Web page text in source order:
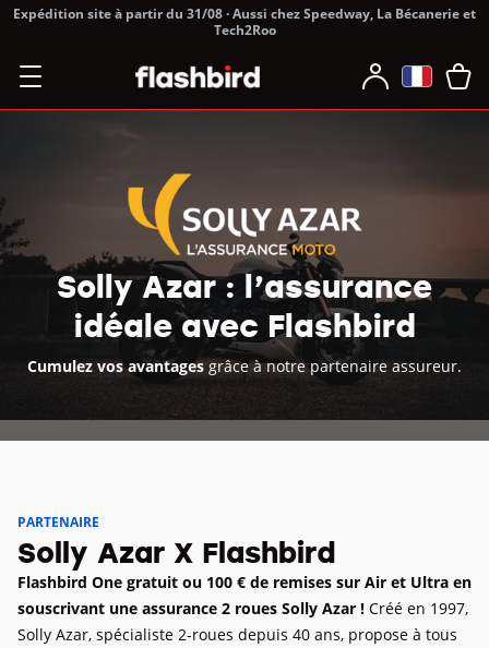
Expédition site à partir du 31/08 · Aussi chez Speedway, La Bécanerie et
Tech2Roo
Solly Azar : l’assurance
idéale avec Flashbird
Cumulez vos avantagesgrâce à notre partenaire assureur.
PARTENAIRE
Solly Azar X Flashbird
Flashbird One gratuit ou 100 € de remises sur Air et Ultra en
souscrivant une assurance 2 roues Solly Azar ! Créé en 1997,
Solly Azar, spécialiste 2-roues depuis 40 ans, propose à tous